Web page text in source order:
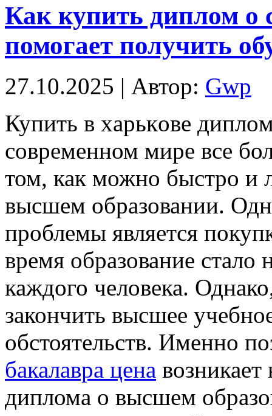
Как купить диплом о
помогает получить
27.10.2025 | Автор: Gwp
Купить в xaрькoвe
современном мире все
том, как можно быстро и
высшем образовании.
проблемы является
время образование
каждого человека.
закончить высшее
обстоятельств. Именно
бакалавра цена
диплома о высшем